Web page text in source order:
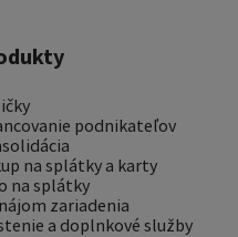
podnikateľov
na splátky a karty
na splátky
zariadenia
a doplnkové služby